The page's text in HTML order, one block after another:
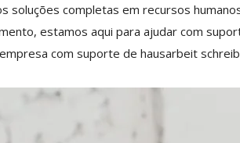
soluções completas em recursos
estamos aqui para ajudar com
com suporte de hausarbeit